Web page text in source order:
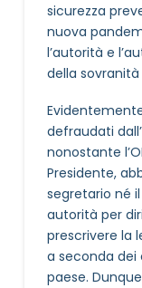
sicurezza
nuova
l’autorità e
della
defraudati
nonostante
Presidente,
segretario né
autorità per
prescrivere la
a seconda dei
paese.